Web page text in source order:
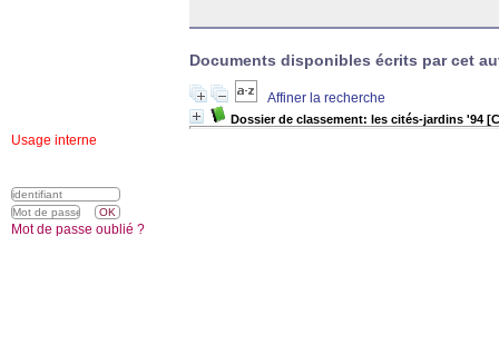
Documents disponibles écrits par cet
Affiner la recherche
Dossier de classement: les cités-jardins '94
Usage interne
Mot de passe oublié ?